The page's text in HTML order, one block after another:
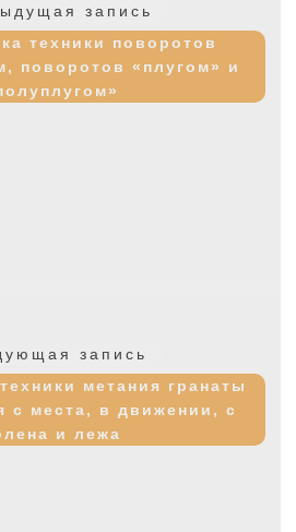
запись
запись:
техники поворотов
поворотов «плугом» и
запись
запись:
метания гранаты
с места, в движении, с
и лежа